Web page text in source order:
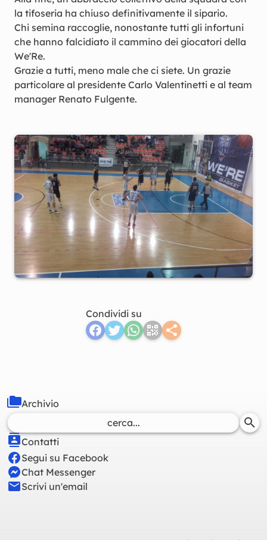
la tifoseria ha chiuso definitivamente il sipario.
Chi semina raccoglie, nonostante tutti gli infortuni
che hanno falcidiato il cammino dei giocatori della
We'Re.
Grazie a tutti, meno male che ci siete. Un grazie
particolare al presidente Carlo Valentinetti e al team
manager Renato Fulgente.
Condividi su
Contatti
Segui su Facebook
Chat Messenger
Scrivi un'email
Archivio